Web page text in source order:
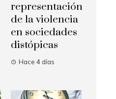
representación
de la violencia
en sociedades
distópicas
Hace 4 días